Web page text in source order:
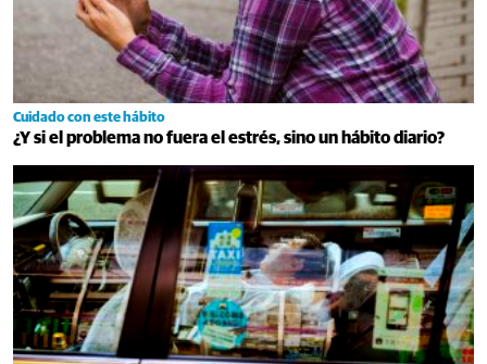
Cuidado con este hábito
¿Y si el problema no fuera el estrés, sino un hábito diario?